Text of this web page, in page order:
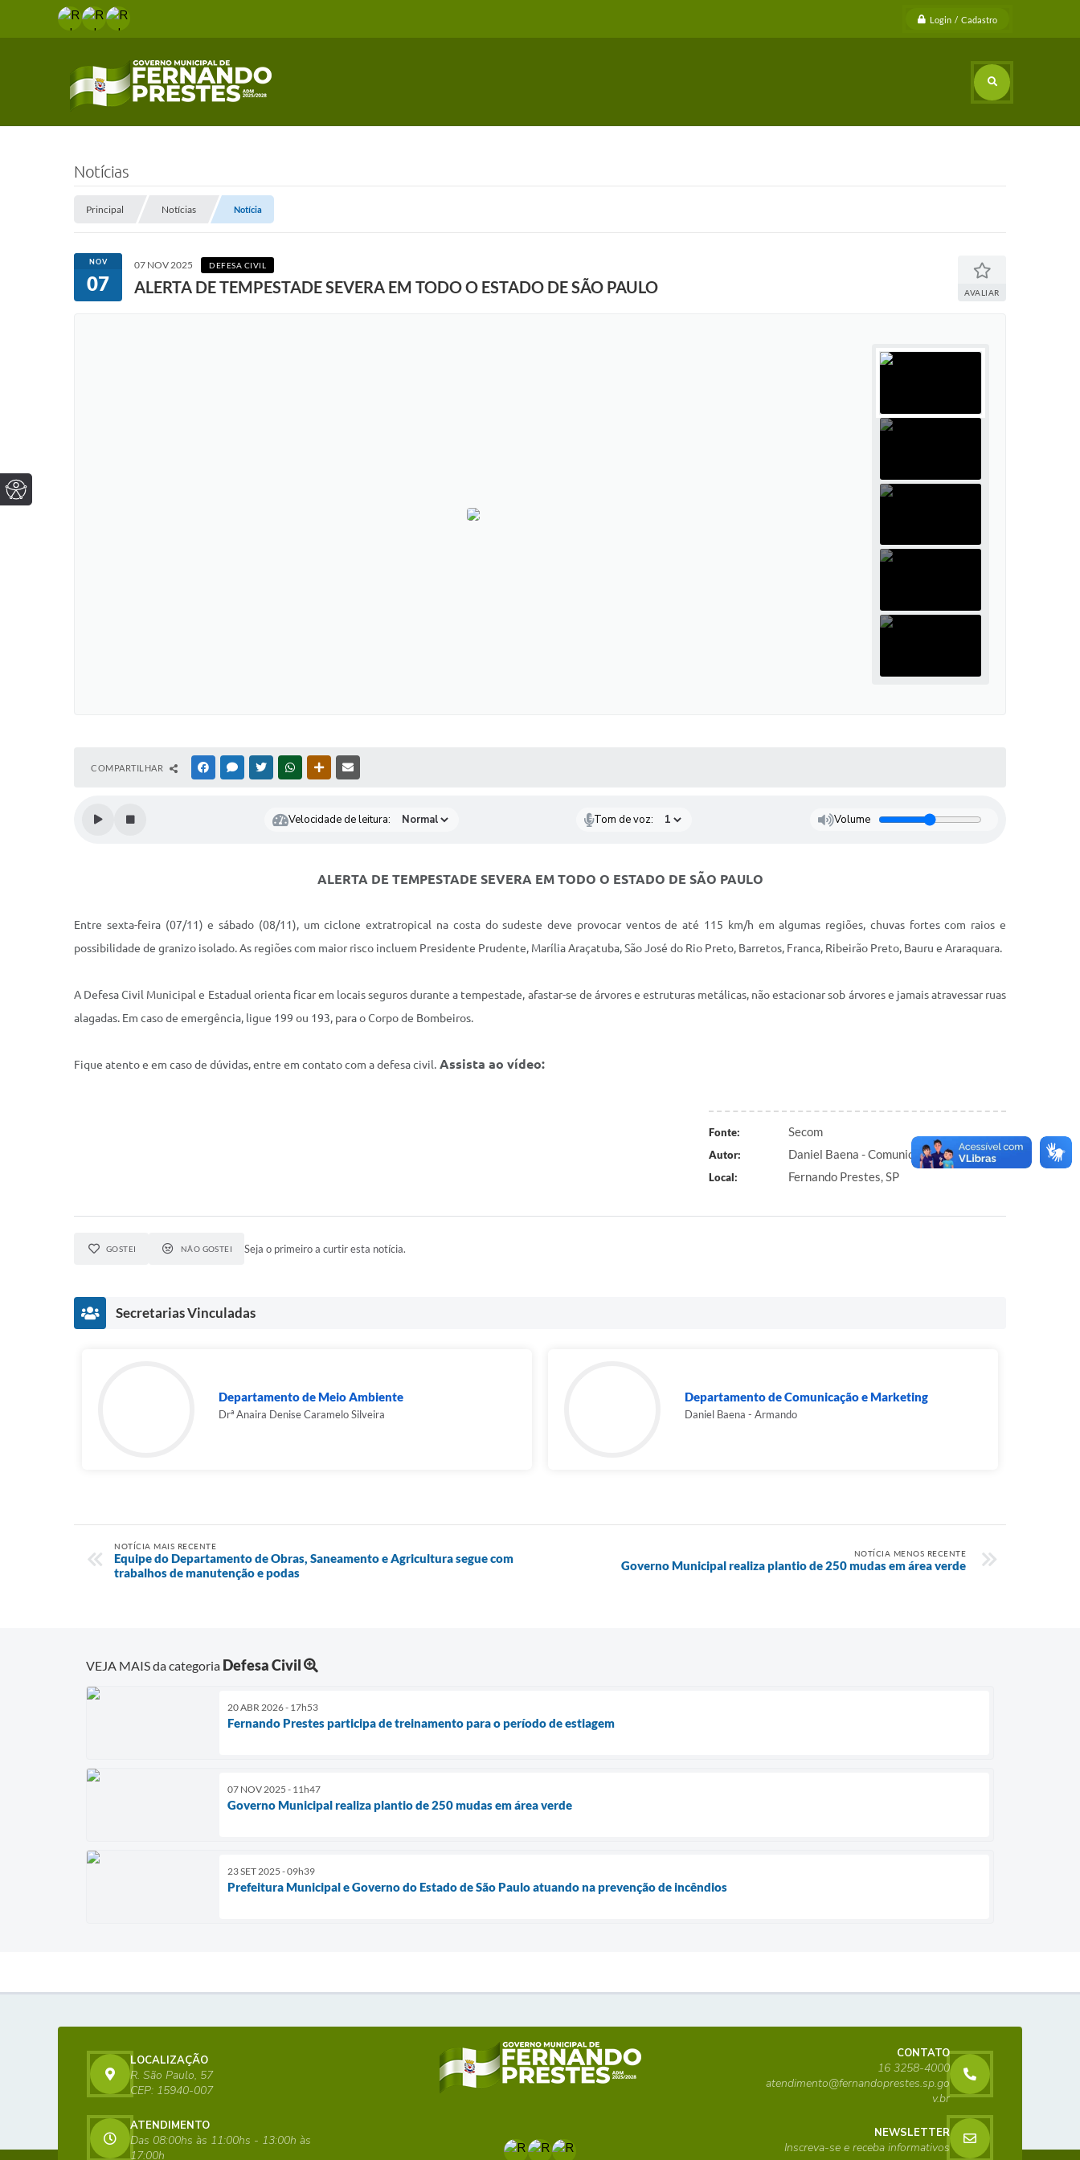
Login / Cadastro
Notícias
Principal Notícias Notícia
NOV
07
07 NOV 2025 DEFESA CIVIL
ALERTA DE TEMPESTADE SEVERA EM TODO O ESTADO DE SÃO PAULO AVALIAR
COMPARTILHAR FACEBOOKMESSENGER
TWITTERWHATSAPPOUTRAS MÍDIAS
Velocidade de leitura: Tom de voz: Volume
ALERTA DE TEMPESTADE SEVERA EM TODO O ESTADO DE SÃO PAULO
Entre sexta-feira (07/11) e sábado (08/11), um ciclone extratropical na costa do sudeste deve provocar ventos de até 115 km/h em algumas regiões, chuvas fortes com raios e
possibilidade de granizo isolado. As regiões com maior risco incluem Presidente Prudente, Marília Araçatuba, São José do Rio Preto, Barretos, Franca, Ribeirão Preto, Bauru e Araraquara.
A Defesa Civil Municipal e Estadual orienta ficar em locais seguros durante a tempestade, afastar-se de árvores e estruturas metálicas, não estacionar sob árvores e jamais atravessar ruas
alagadas. Em caso de emergência, ligue 199 ou 193, para o Corpo de Bombeiros.
Fique atento e em caso de dúvidas, entre em contato com a defesa civil. Assista ao vídeo:
Fonte: Secom
Autor: Daniel Baena - Comunicação e Marketing
Local: Fernando Prestes, SP
GOSTEI NÃO GOSTEI Seja o primeiro a curtir esta notícia.
Secretarias Vinculadas
Departamento de Meio Ambiente
Drª Anaira Denise Caramelo Silveira
Departamento de Comunicação e Marketing
Daniel Baena - Armando
NOTÍCIA MAIS RECENTE
Equipe do Departamento de Obras, Saneamento e Agricultura segue com
trabalhos de manutenção e podas
NOTÍCIA MENOS RECENTE
Governo Municipal realiza plantio de 250 mudas em área verde
VEJA MAIS da categoria Defesa Civil
20 ABR 2026 - 17h53
Fernando Prestes participa de treinamento para o período de estiagem
07 NOV 2025 - 11h47
Governo Municipal realiza plantio de 250 mudas em área verde
23 SET 2025 - 09h39
Prefeitura Municipal e Governo do Estado de São Paulo atuando na prevenção de incêndios
LOCALIZAÇÃO
R. São Paulo, 57
CEP: 15940-007
CONTATO
16 3258-4000
atendimento@fernandoprestes.sp.go
v.br
ATENDIMENTO
Das 08:00hs às 11:00hs - 13:00h às
17:00h
NEWSLETTER
Inscreva-se e receba informativos